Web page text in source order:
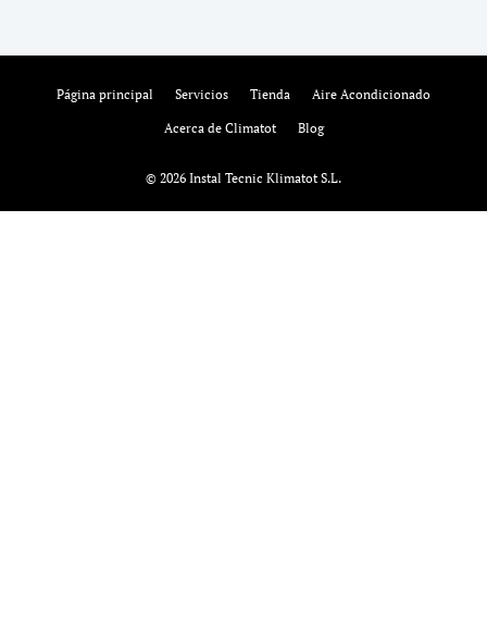
Página principal Servicios Tienda Aire Acondicionado
Acerca de Climatot Blog
© 2026 Instal Tecnic Klimatot S.L.